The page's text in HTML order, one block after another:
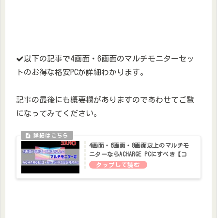
以下の記事で4画面・6画面のマルチモニターセッ
トのお得な格安PCが詳細わかります。
記事の最後にも概要欄がありますのであわせてご覧
になってみてください。
4画面・6画面・8画面以上のマルチモ
ニターならACHARGE PCにすべき【コ
スパ◎マルチ専門店】